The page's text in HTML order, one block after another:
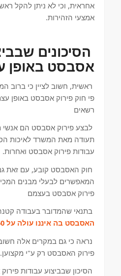
אחראית, וכי לא ניתן להקל
אמצעי הזהירות.
הסיכונים
אסבסט באופן
ראשית, חשוב לציין כי ברוב
פי חוק פירוק אסבסט באופן
רשאים
לבצע פירוק אסבסט הם אנשי
תעודה מאת המשרד לאיכות
עבודות פירוק אסבסט ואחרות.
חוק האסבסט קובע, עם זאת
המאפשרים לבעלי מבנים
פירוק אסבסט בעצמם
בתנאי שהמדובר בעבודה
האסבסט בה איננו עולה על 50 מ"ר.
נראה כי גם במקרים אלה
פירוק האסבסט רק ע"י מקצוען.
הסיכון שבביצוע עבודות